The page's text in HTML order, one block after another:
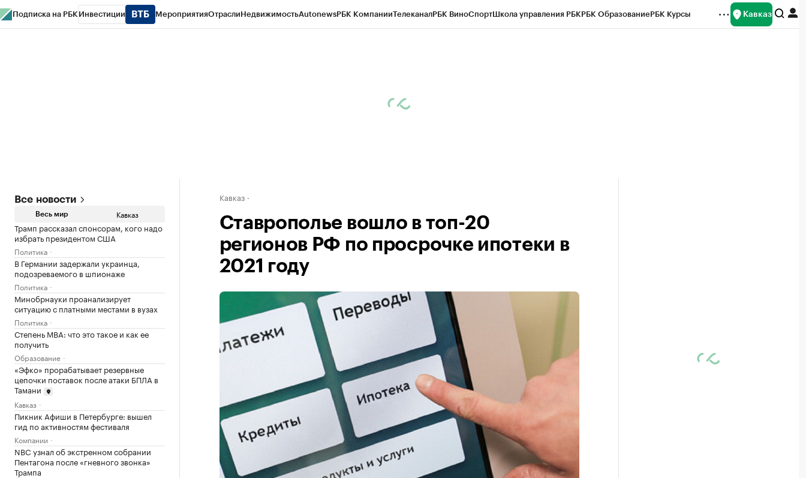
Подписка на РБК Инвестиции МероприятияОтраслиНедвижимостьAutonewsРБК КомпанииТелеканалРБК ВиноСпортШкола управления РБКРБК ОбразованиеРБК Курсы Кавказ
Все новости
Весь мир Кавказ
Трамп рассказал спонсорам, кого надо
избрать президентом США
Политика
В Германии задержали украинца,
подозреваемого в шпионаже
Политика
Минобрнауки проанализирует
ситуацию с платными местами в вузах
Политика
Степень MBA: что это такое и как ее
получить
Образование
«Эфко» прорабатывает резервные
цепочки поставок после атаки БПЛА в
Тамани
Кавказ
Пикник Афиши в Петербурге: вышел
гид по активностям фестиваля
Компании
NBC узнал об экстренном собрании
Пентагона после «гневного звонка»
Трампа
Кавказ
Ставрополье вошло в топ-20
регионов РФ по просрочке ипотеки в
2021 году